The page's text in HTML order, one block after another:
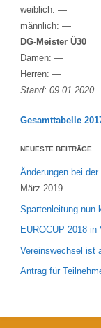
weiblich: —
männlich: —
DG-Meister Ü30
Damen: —
Herren: —
Stand: 09.01.2020
Gesamttabelle
NEUESTE BEITRÄGE
Änderungen bei
März 2019
Spartenleitung nun
EUROCUP 2018 in
Vereinswechsel ist
Antrag für